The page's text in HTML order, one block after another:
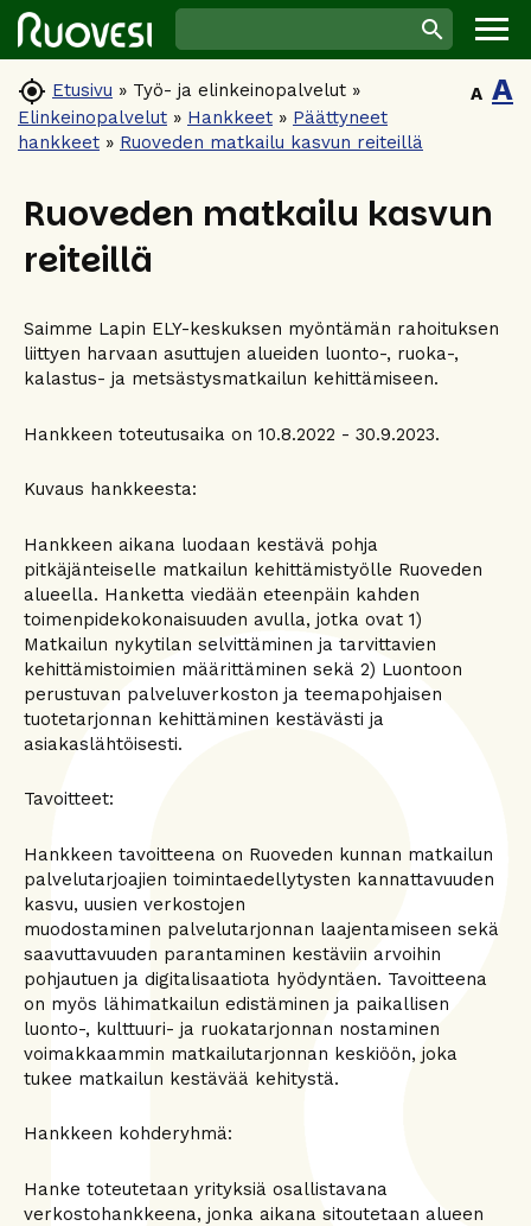
 Etusivu » Työ- ja elinkeinopalvelut »
Elinkeinopalvelut » Hankkeet » Päättyneet
hankkeet » Ruoveden matkailu kasvun reiteillä
A A
Ruoveden matkailu kasvun
reiteillä
Saimme Lapin ELY-keskuksen myöntämän rahoituksen
liittyen harvaan asuttujen alueiden luonto-, ruoka-,
kalastus- ja metsästysmatkailun kehittämiseen.
Hankkeen toteutusaika on 10.8.2022 - 30.9.2023.
Kuvaus hankkeesta:
Hankkeen aikana luodaan kestävä pohja
pitkäjänteiselle matkailun kehittämistyölle Ruoveden
alueella. Hanketta viedään eteenpäin kahden
toimenpidekokonaisuuden avulla, jotka ovat 1)
Matkailun nykytilan selvittäminen ja tarvittavien
kehittämistoimien määrittäminen sekä 2) Luontoon
perustuvan palveluverkoston ja teemapohjaisen
tuotetarjonnan kehittäminen kestävästi ja
asiakaslähtöisesti.
Tavoitteet:
Hankkeen tavoitteena on Ruoveden kunnan matkailun
palvelutarjoajien toimintaedellytysten kannattavuuden
kasvu, uusien verkostojen
muodostaminen palvelutarjonnan laajentamiseen sekä
saavuttavuuden parantaminen kestäviin arvoihin
pohjautuen ja digitalisaatiota hyödyntäen. Tavoitteena
on myös lähimatkailun edistäminen ja paikallisen
luonto-, kulttuuri- ja ruokatarjonnan nostaminen
voimakkaammin matkailutarjonnan keskiöön, joka
tukee matkailun kestävää kehitystä.
Hankkeen kohderyhmä:
Hanke toteutetaan yrityksiä osallistavana
verkostohankkeena, jonka aikana sitoutetaan alueen